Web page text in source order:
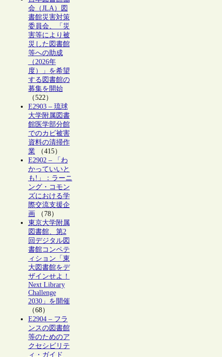
会（JLA）図
書館災害対策
委員会、「災
害等により被
災した図書館
等への助成
（2026年
度）」を希望
する図書館の
募集を開始
（522）
E2903 – 琉球
大学附属図書
館医学部分館
でのカビ被害
資料の清掃作
業（415）
E2902 – 「わ
かっていいと
も!」：ラーニ
ング・コモン
ズにおける学
際交流支援企
画 （78）
東京大学附属
図書館、第2
回デジタル図
書館コンペテ
ィション「東
大図書館をデ
ザインせよ！
Next Library
Challenge
2030」を開催
（68）
E2904 – フラ
ンスの図書館
等のためのア
クセシビリテ
ィ・ガイド